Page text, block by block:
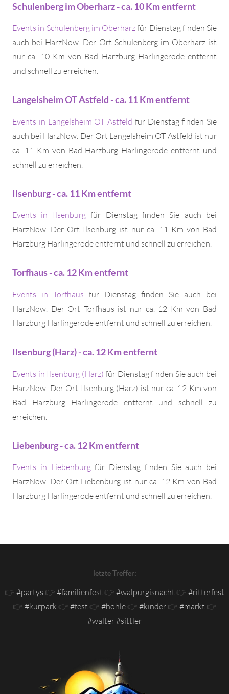
Schulenberg im Oberharz - ca. 10 Km entfernt
Events in Schulenberg im Oberharzfür Dienstag finden Sie
auch bei HarzNow. Der Ort Schulenberg im Oberharz ist
nur ca. 10 Km von Bad Harzburg Harlingerode entfernt
und schnell zu erreichen.
Langelsheim OT Astfeld - ca. 11 Km entfernt
Events in Langelsheim OT Astfeld für Dienstag finden Sie
auch bei HarzNow. Der Ort Langelsheim OT Astfeld ist nur
ca. 11 Km von Bad Harzburg Harlingerode entfernt und
schnell zu erreichen.
Ilsenburg - ca. 11 Km entfernt
Events in Ilsenburgfür Dienstag finden Sie auch bei
HarzNow. Der Ort Ilsenburg ist nur ca. 11 Km von Bad
Harzburg Harlingerode entfernt und schnell zu erreichen.
Torfhaus - ca. 12 Km entfernt
Events in Torfhaus für Dienstag finden Sie auch bei
HarzNow. Der Ort Torfhaus ist nur ca. 12 Km von Bad
Harzburg Harlingerode entfernt und schnell zu erreichen.
Ilsenburg (Harz) - ca. 12 Km entfernt
Events in Ilsenburg (Harz) für Dienstag finden Sie auch bei
HarzNow. Der Ort Ilsenburg (Harz) ist nur ca. 12 Km von
Bad Harzburg Harlingerode entfernt und schnell zu
erreichen.
Liebenburg - ca. 12 Km entfernt
Events in Liebenburgfür Dienstag finden Sie auch bei
HarzNow. Der Ort Liebenburg ist nur ca. 12 Km von Bad
Harzburg Harlingerode entfernt und schnell zu erreichen.
letzte Treffer:
👉 #partys 👉 #familienfest 👉 #walpurgisnacht 👉 #ritterfest
👉 #kurpark 👉 #fest 👉 #höhle👉 #kinder👉 #markt 👉
#walter #sittler